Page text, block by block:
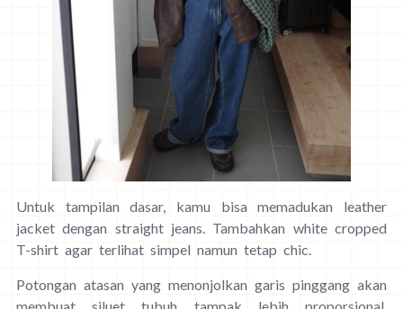
Untuk tampilan dasar, kamu bisa memadukan leather
jacket dengan straight jeans. Tambahkan white cropped
T-shirt agar terlihat simpel namun tetap chic.
Potongan atasan yang menonjolkan garis pinggang akan